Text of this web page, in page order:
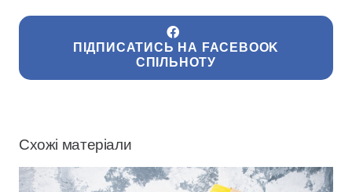
ПІДПИСАТИСЬ НА FACEBOOK
СПІЛЬНОТУ
Схожі матеріали